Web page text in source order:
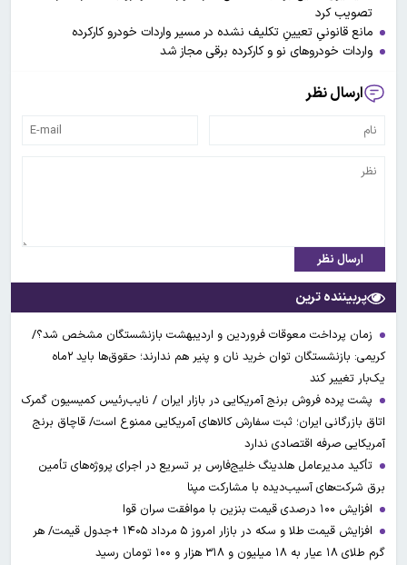
تصویب کرد
مانع قانونیِ تعیینِ تکلیف نشده در مسیر واردات خودرو کارکرده
واردات خودروهای نو و کارکرده برقی مجاز شد
ارسال نظر
ارسال نظر
پربیننده ترین
زمان پرداخت معوقات فروردین و اردیبهشت بازنشستگان مشخص شد؟/
کریمی: بازنشستگان توان خرید نان و پنیر هم ندارند؛ حقوق‌ها باید ۲ماه
یک‌بار تغییر کند
پشت پرده فروش برنج آمریکایی در بازار ایران / نایب‌رئیس کمیسیون گمرک
اتاق بازرگانی ایران؛ ثبت سفارش کالاهای آمریکایی ممنوع است/ قاچاق برنج
آمریکایی صرفه اقتصادی ندارد
تأکید مدیرعامل هلدینگ خلیج‌فارس بر تسریع در اجرای پروژه‌های تأمین
برق شرکت‌های آسیب‌دیده با مشارکت مپنا
افزایش ۱۰۰ درصدی قیمت بنزین با موافقت سران قوا
افزایش قیمت طلا و سکه در بازار امروز ۵ مرداد ۱۴۰۵ +جدول قیمت/ هر
گرم طلای ۱۸ عیار به ۱۸ میلیون و ۳۱۸ هزار و ۱۰۰ تومان رسید